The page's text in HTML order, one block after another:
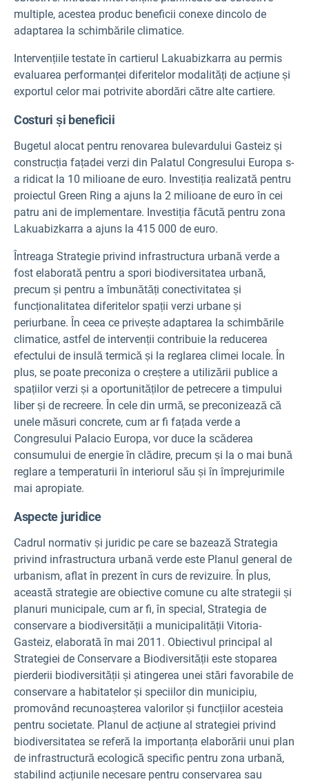
multiple, acestea produc beneficii conexe dincolo de
adaptarea la schimbările climatice.
Intervențiile testate în cartierul Lakuabizkarra au permis
evaluarea performanței diferitelor modalități de acțiune și
exportul celor mai potrivite abordări către alte cartiere.
Costuri și beneficii
Bugetul alocat pentru renovarea bulevardului Gasteiz și
construcția fațadei verzi din Palatul Congresului Europa s-
a ridicat la 10 milioane de euro. Investiția realizată pentru
proiectul Green Ring a ajuns la 2 milioane de euro în cei
patru ani de implementare. Investiția făcută pentru zona
Lakuabizkarra a ajuns la 415 000 de euro.
Întreaga Strategie privind infrastructura urbană verde a
fost elaborată pentru a spori biodiversitatea urbană,
precum și pentru a îmbunătăți conectivitatea și
funcționalitatea diferitelor spații verzi urbane și
periurbane. În ceea ce privește adaptarea la schimbările
climatice, astfel de intervenții contribuie la reducerea
efectului de insulă termică și la reglarea climei locale. În
plus, se poate preconiza o creștere a utilizării publice a
spațiilor verzi și a oportunităților de petrecere a timpului
liber și de recreere. În cele din urmă, se preconizează că
unele măsuri concrete, cum ar fi fațada verde a
Congresului Palacio Europa, vor duce la scăderea
consumului de energie în clădire, precum și la o mai bună
reglare a temperaturii în interiorul său și în împrejurimile
mai apropiate.
Aspecte juridice
Cadrul normativ și juridic pe care se bazează Strategia
privind infrastructura urbană verde este Planul general de
urbanism, aflat în prezent în curs de revizuire. În plus,
această strategie are obiective comune cu alte strategii și
planuri municipale, cum ar fi, în special, Strategia de
conservare a biodiversității a municipalității Vitoria-
Gasteiz, elaborată în mai 2011. Obiectivul principal al
Strategiei de Conservare a Biodiversității este stoparea
pierderii biodiversității și atingerea unei stări favorabile de
conservare a habitatelor și speciilor din municipiu,
promovând recunoașterea valorilor și funcțiilor acesteia
pentru societate. Planul de acțiune al strategiei privind
biodiversitatea se referă la importanța elaborării unui plan
de infrastructură ecologică specific pentru zona urbană,
stabilind acțiunile necesare pentru conservarea sau